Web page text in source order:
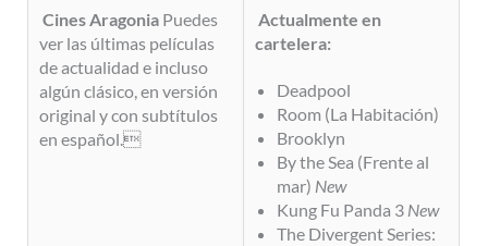
Cines Aragonia Puedes
ver las últimas películas
de actualidad e incluso
algún clásico, en versión
original y con subtítulos
en español.
Actualmente en
cartelera:
Deadpool
Room (La Habitación)
Brooklyn
By the Sea (Frente al
mar) New
Kung Fu Panda 3 New
The Divergent Series: